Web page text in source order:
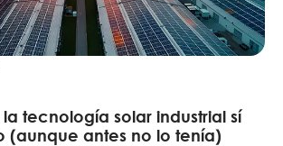
tecnología solar industrial sí
(aunque antes no lo tenía)